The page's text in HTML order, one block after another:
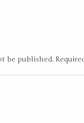
be published.